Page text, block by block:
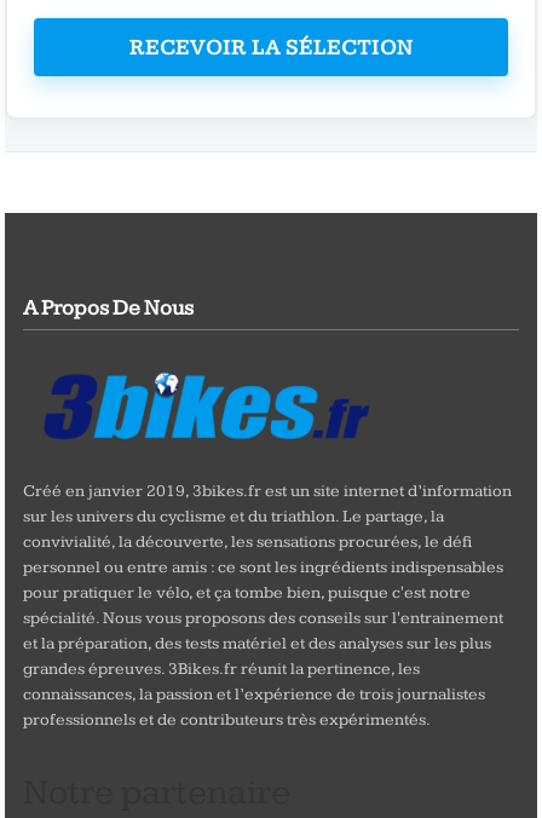
RECEVOIR LA SÉLECTION
A Propos De Nous
Créé en janvier 2019, 3bikes.fr est un site internet d’information
sur les univers du cyclisme et du triathlon. Le partage, la
convivialité, la découverte, les sensations procurées, le défi
personnel ou entre amis : ce sont les ingrédients indispensables
pour pratiquer le vélo, et ça tombe bien, puisque c'est notre
spécialité. Nous vous proposons des conseils sur l'entrainement
et la préparation, des tests matériel et des analyses sur les plus
grandes épreuves. 3Bikes.fr réunit la pertinence, les
connaissances, la passion et l’expérience de trois journalistes
professionnels et de contributeurs très expérimentés.